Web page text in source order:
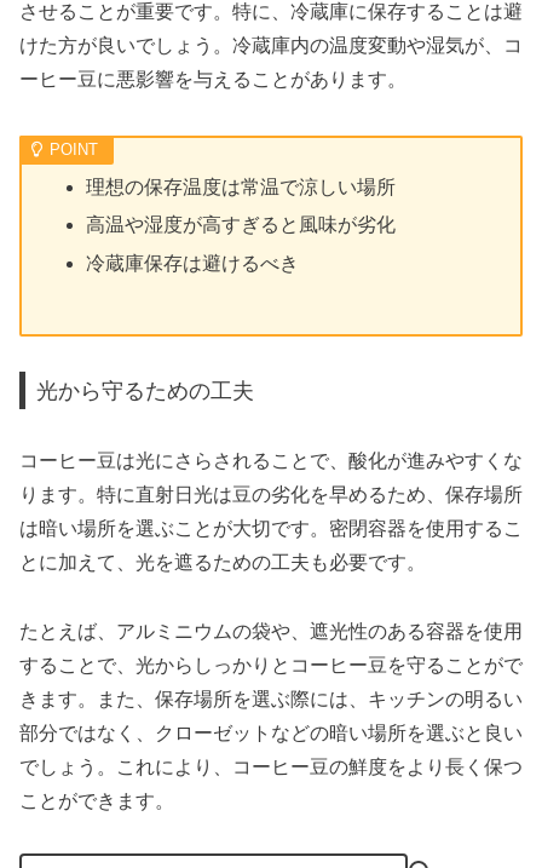
させることが重要です。特に、冷蔵庫に保存することは避
けた方が良いでしょう。冷蔵庫内の温度変動や湿気が、コ
ーヒー豆に悪影響を与えることがあります。
理想の保存温度は常温で涼しい場所
高温や湿度が高すぎると風味が劣化
冷蔵庫保存は避けるべき
光から守るための工夫
コーヒー豆は光にさらされることで、酸化が進みやすくな
ります。特に直射日光は豆の劣化を早めるため、保存場所
は暗い場所を選ぶことが大切です。密閉容器を使用するこ
とに加えて、光を遮るための工夫も必要です。
たとえば、アルミニウムの袋や、遮光性のある容器を使用
することで、光からしっかりとコーヒー豆を守ることがで
きます。また、保存場所を選ぶ際には、キッチンの明るい
部分ではなく、クローゼットなどの暗い場所を選ぶと良い
でしょう。これにより、コーヒー豆の鮮度をより長く保つ
ことができます。